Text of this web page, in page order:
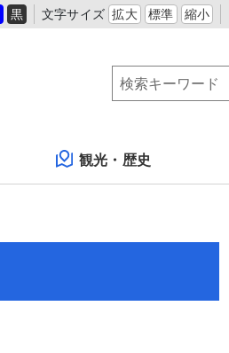
黒 文字サイズ 拡大 標準 縮小
観光・歴史